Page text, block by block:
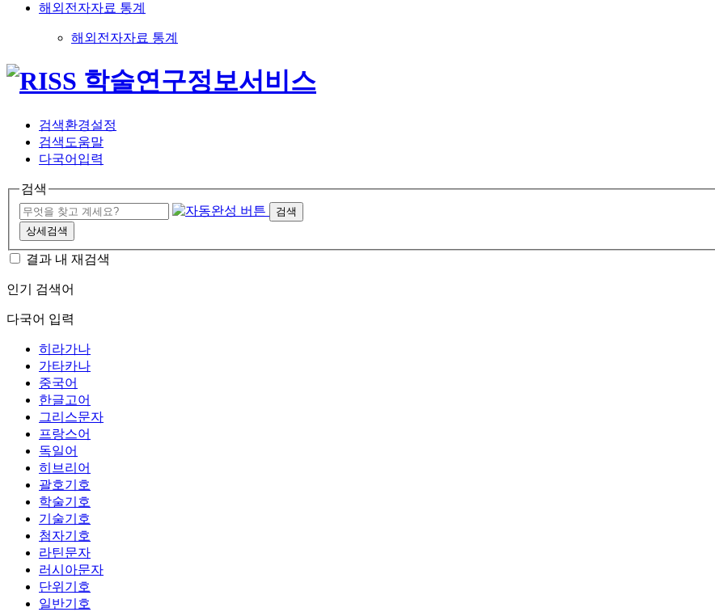
해외전자자료 통계
해외전자자료 통계
검색환경설정
검색도움말
다국어입력
검색
검색
상세검색
결과 내 재검색
인기 검색어
다국어 입력
히라가나
가타카나
중국어
한글고어
그리스문자
프랑스어
독일어
히브리어
괄호기호
학술기호
기술기호
첨자기호
라틴문자
러시아문자
단위기호
일반기호